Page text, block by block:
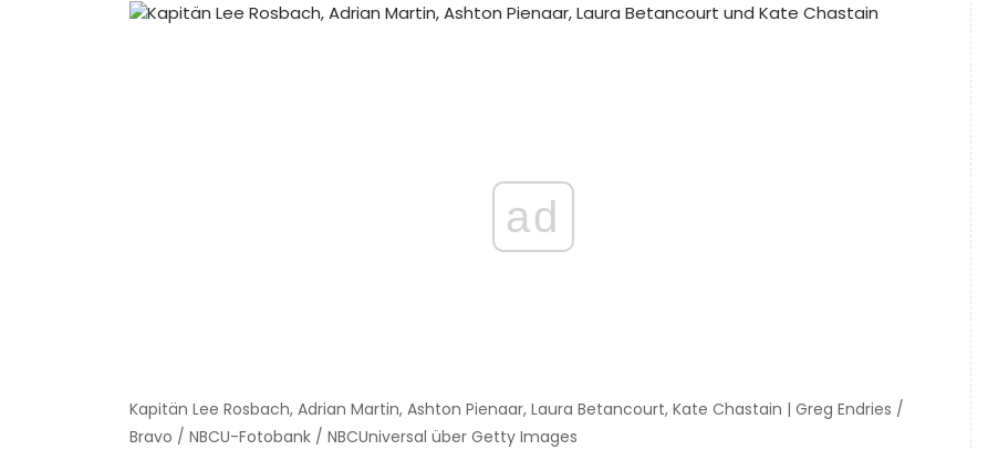
ad
Kapitän Lee Rosbach, Adrian Martin, Ashton Pienaar, Laura Betancourt, Kate Chastain | Greg Endries /
Bravo / NBCU-Fotobank / NBCUniversal über Getty Images